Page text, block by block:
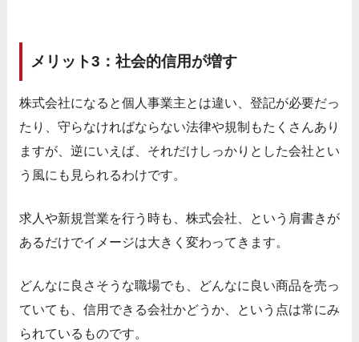
メリット3：社会的信用が増す
株式会社になると個人事業主とは違い、登記が必要だっ
たり、守らなければならない法律や規制もたくさんあり
ますが、逆にいえば、それだけしっかりとした会社とい
う風にも見られるわけです。
求人や新規営業を行う時も、株式会社、という肩書きが
あるだけでイメージは大きく変わってきます。
どんなに良さそうな職場でも、どんなに良い商品を売っ
ていても、信用できる会社かどうか、という点は常にみ
られているものです。